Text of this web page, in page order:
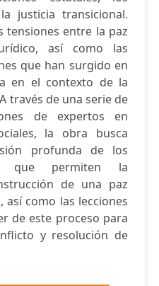
justicia transicional.
tensiones entre la paz
así como las
que han surgido en
en el contexto de la
través de una serie de
de expertos en
la obra busca
profunda de los
que permiten la
de una paz
así como las lecciones
de este proceso para
y resolución de